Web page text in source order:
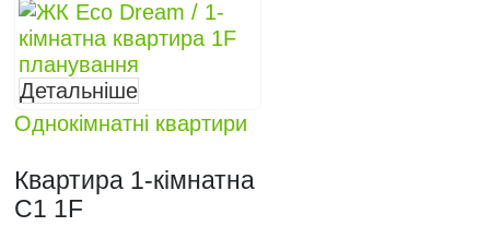
Детальніше
Однокімнатні квартири
Квартира 1-кімнатна
C1 1F